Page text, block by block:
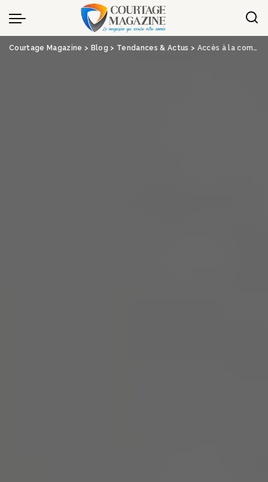
Panneau de gestion des cookies
Courtage Magazine > Blog > Tendances & Actus > Accès à la complémentaire santé : le Sénat se penche sur les difficultés des retraités